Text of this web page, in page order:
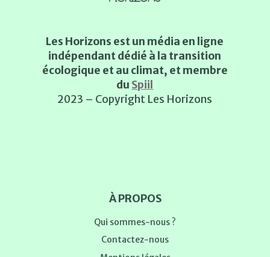
Les Horizons est un média en ligne
indépendant dédié à la transition
écologique et au climat, et membre
du Spiil
2023 – Copyright Les Horizons
À PROPOS
Qui sommes-nous ?
Contactez-nous